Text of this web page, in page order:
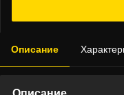
Описание